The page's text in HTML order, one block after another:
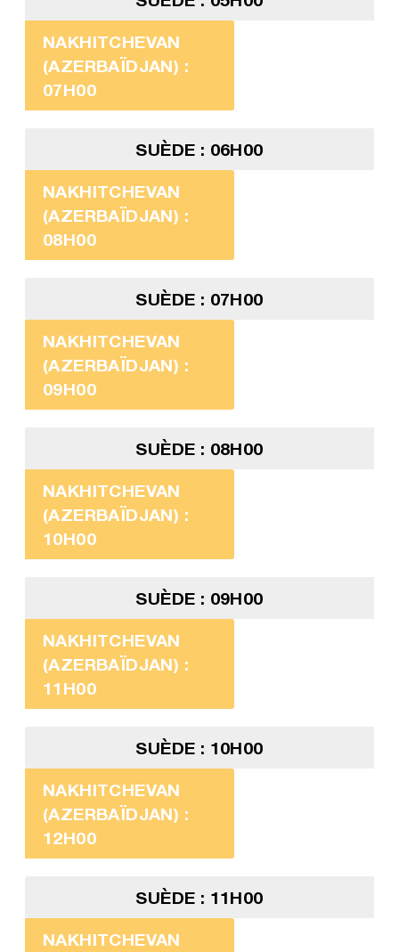
NAKHITCHEVAN
(AZERBAÏDJAN) :
07H00
SUÈDE : 06H00
NAKHITCHEVAN
(AZERBAÏDJAN) :
08H00
SUÈDE : 07H00
NAKHITCHEVAN
(AZERBAÏDJAN) :
09H00
SUÈDE : 08H00
NAKHITCHEVAN
(AZERBAÏDJAN) :
10H00
SUÈDE : 09H00
NAKHITCHEVAN
(AZERBAÏDJAN) :
11H00
SUÈDE : 10H00
NAKHITCHEVAN
(AZERBAÏDJAN) :
12H00
SUÈDE : 11H00
NAKHITCHEVAN